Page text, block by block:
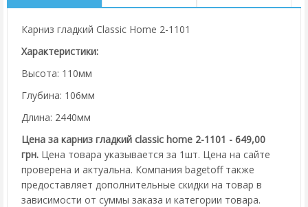
Карниз гладкий Classic Home 2-1101
Характеристики:
Высота: 110мм
Глубина: 106мм
Длина: 2440мм
Цена за карниз гладкий classic home 2-1101 - 649,00
грн. Цена товара указывается за 1шт. Цена на сайте
проверена и актуальна. Компания bagetoff также
предоставляет дополнительные скидки на товар в
зависимости от суммы заказа и категории товара.